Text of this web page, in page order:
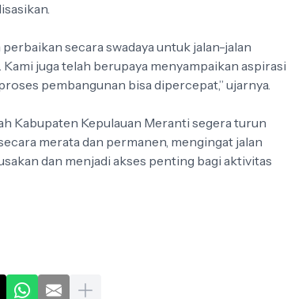
secara swadaya untuk jalan-jalan
juga telah berupaya menyampaikan aspirasi
pembangunan bisa dipercepat,” ujarnya.
Kabupaten Kepulauan Meranti segera turun
merata dan permanen, mengingat jalan
dan menjadi akses penting bagi aktivitas